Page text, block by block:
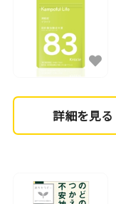
詳細を見る